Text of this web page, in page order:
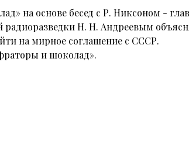
на основе бесед с Р. Никсоном -
радиоразведки Н. Н. Андреевым
на мирное соглашение с СССР.
и шоколад».